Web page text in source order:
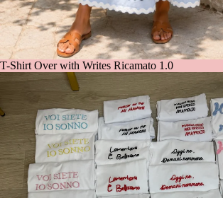
T-Shirt Over with Writes Ricamato 1.0